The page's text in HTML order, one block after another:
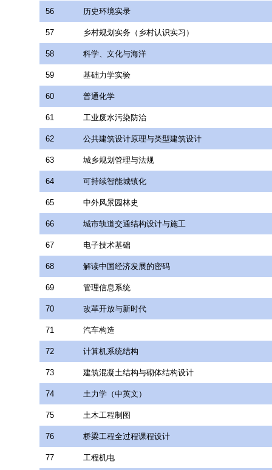
56 历史环境实录
57 乡村规划实务（乡村认识实习）
58 科学、文化与海洋
59 基础力学实验
60 普通化学
61 工业废水污染防治
62 公共建筑设计原理与类型建筑设计
63 城乡规划管理与法规
64 可持续智能城镇化
65 中外风景园林史
66 城市轨道交通结构设计与施工
67 电子技术基础
68 解读中国经济发展的密码
69 管理信息系统
70 改革开放与新时代
71 汽车构造
72 计算机系统结构
73 建筑混凝土结构与砌体结构设计
74 土力学（中英文）
75 土木工程制图
76 桥梁工程全过程课程设计
77 工程机电